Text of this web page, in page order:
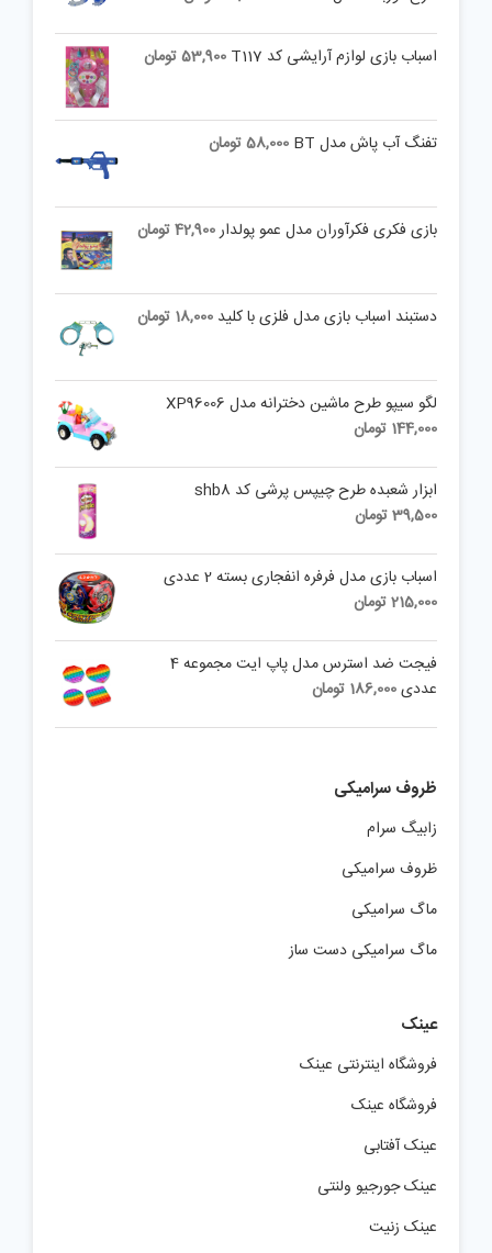
اسباب بازی لوازم آرایشی کد T117 53,900تومان
تفنگ آب پاش مدل BT 58,000تومان
بازی فکری فکرآوران مدل عمو پولدار42,900تومان
دستبند اسباب بازی مدل فلزی با کلید 18,000 تومان
لگو سیپو طرح ماشین دخترانه مدل XP96006
144,000 تومان
ابزار شعبده طرح چیپس پرشی کد shb8
39,500تومان
اسباب بازی مدل فرفره انفجاری بسته 2 عددی
215,000تومان
فیجت ضد استرس مدل پاپ ایت مجموعه 4
عددی186,000 تومان
ظروف سرامیکی
زابیگ سرام
ظروف سرامیکی
ماگ سرامیکی
ماگ سرامیکی دست ساز
عینک
فروشگاه اینترنتی عینک
فروشگاه عینک
عینک آفتابی
عینک جورجیو ولنتی
عینک زنیت